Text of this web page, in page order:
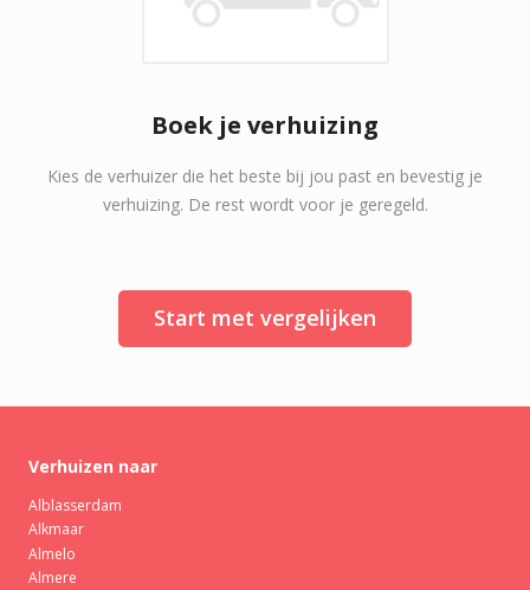
Boek je verhuizing
Kies de verhuizer die het beste bij jou past en bevestig je
verhuizing. De rest wordt voor je geregeld.
Start met vergelijken
Verhuizen naar
Alblasserdam
Alkmaar
Almelo
Almere